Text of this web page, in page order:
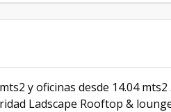
y oficinas desde 14.04
Ladscape Rooftop &